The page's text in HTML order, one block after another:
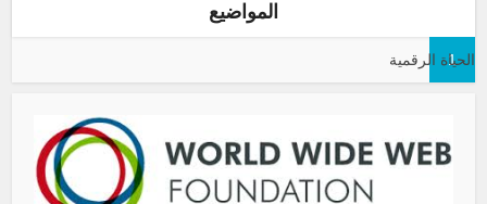
المواضيع
الحياة الرقمية
1